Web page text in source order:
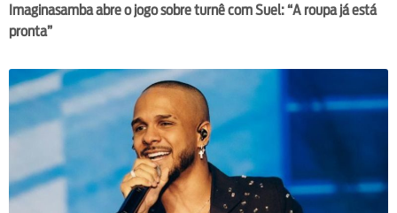
Imaginasamba abre o jogo sobre turnê com Suel: “A roupa já está
pronta”